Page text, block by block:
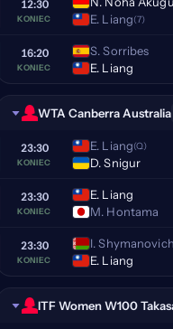
12:30
KONIEC E. Liang(7)
16:20
KONIEC
S. Sorribes
E. Liang
WTA Canberra Australia
23:30
KONIEC
E. Liang(Q)
D. Snigur
23:30
KONIEC
E. Liang
M. Hontama
23:30
KONIEC
I. Shymanovich
E. Liang
ITF Women W100